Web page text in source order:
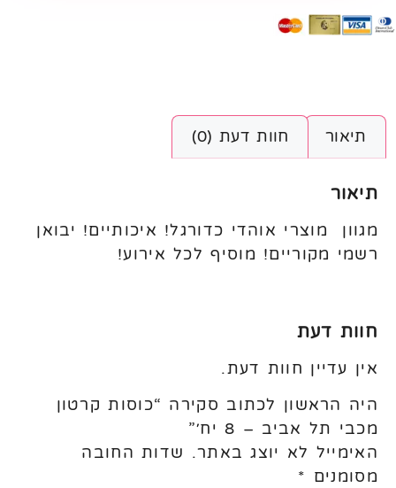
תיאור חוות דעת (0)
תיאור
מגוון מוצרי אוהדי כדורגל! איכותיים! יבואן
רשמי מקוריים! מוסיף לכל אירוע!
חוות דעת
אין עדיין חוות דעת.
היה הראשון לכתוב סקירה “כוסות קרטון
מכבי תל אביב – 8 יח׳”
האימייל לא יוצג באתר. שדות החובה
מסומנים *